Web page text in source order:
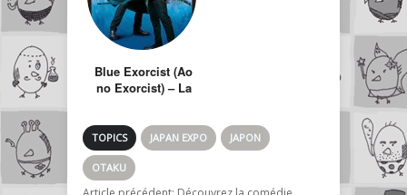
Blue Exorcist (Ao
no Exorcist) – La
TOPICS JAPAN EXPO JAPON
OTAKU